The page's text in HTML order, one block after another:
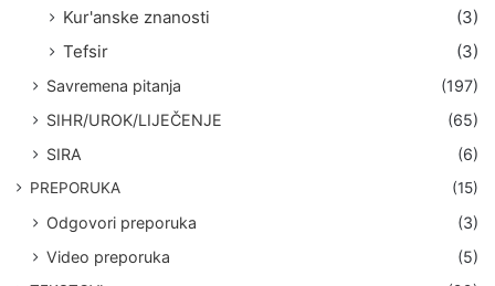
Kur'anske znanosti
(3)
Tefsir
(3)
Savremena pitanja
(197)
SIHR/UROK/LIJEČENJE
(65)
SIRA
(6)
PREPORUKA (15)
Odgovori preporuka
(3)
Video preporuka
(5)